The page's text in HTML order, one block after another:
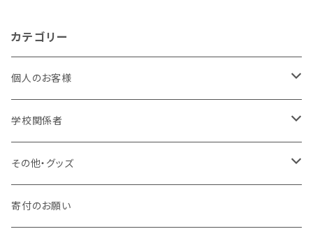
カテゴリー
個人のお客様
小学生
中学生
学校関係者
小学校
中学校
その他・グッズ
アパレル
寄付のお願い